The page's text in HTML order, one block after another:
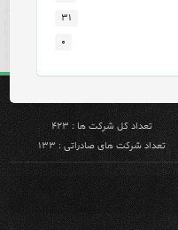
۳۱
۰
تعداد کل شرکت ها : ۴۲۳
تعداد شرکت های صادراتی : ۱۳۳